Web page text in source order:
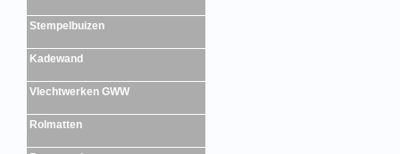
Stempelbuizen
Kadewand
Vlechtwerken GWW
Rolmatten